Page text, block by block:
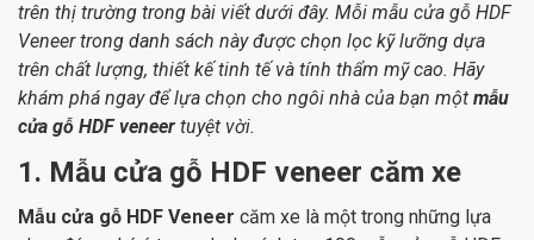
trên thị trường trong bài viết dưới đây. Mỗi mẫu cửa gỗ HDF
Veneer trong danh sách này được chọn lọc kỹ lưỡng dựa
trên chất lượng, thiết kế tinh tế và tính thẩm mỹ cao. Hãy
khám phá ngay để lựa chọn cho ngôi nhà của bạn một mẫu
cửa gỗ HDF veneer tuyệt vời.
1. Mẫu cửa gỗ HDF veneer căm xe
Mẫu cửa gỗ HDF Veneer căm xe là một trong những lựa